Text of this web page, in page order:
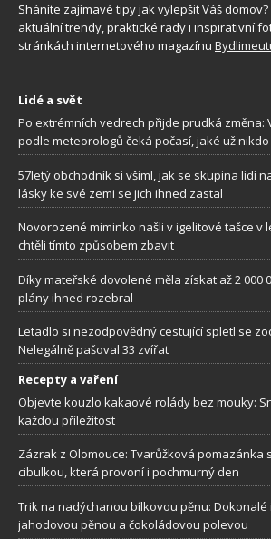
Sháníte zajímavé tipy jak vylepšit Váš
aktuální trendy, praktické rady i inspirativní
stránkách internetového magazínu
Lidé a svět
Po extrémních vedrech přijde prudká změna:
podle meteorologů čeká počasí, jaké už
57letý obchodník si všiml, jak se skupina lidí
lásky ke své zemi se jich ihned zastal
Novorozené miminko našli v igelitové tašce v
chtěli tímto způsobem zbavit
Díky mateřské dovolené měla získat až 2 000
plány ihned rozebral
Letadlo si nezodpovědný cestující spletl se
Nelegálně pašoval 33 zvířat
Recepty a vaření
Objevte kouzlo kakaové rolády bez mouky:
každou příležitost
Zázrak z Olomouce: Tvarůžková pomazánka
cibulkou, která provoní i pochmurný den
Trik na nadýchanou bílkovou pěnu: Dokonalé
jahodovou pěnou a čokoládovou polevou